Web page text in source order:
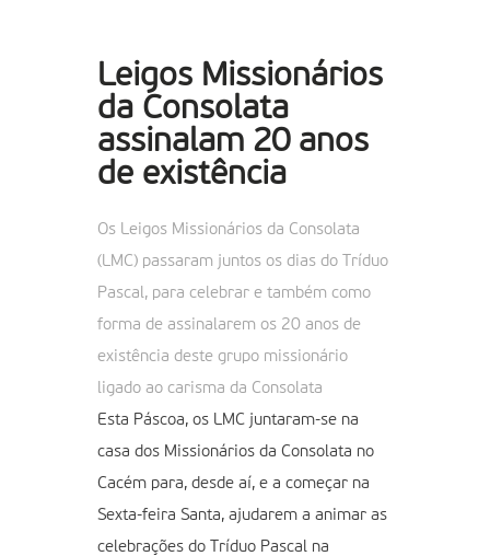
Leigos Missionários
da Consolata
assinalam 20 anos
de existência
Os Leigos Missionários da Consolata
(LMC) passaram juntos os dias do Tríduo
Pascal, para celebrar e também como
forma de assinalarem os 20 anos de
existência deste grupo missionário
ligado ao carisma da Consolata
Esta Páscoa, os LMC juntaram-se na
casa dos Missionários da Consolata no
Cacém para, desde aí, e a começar na
Sexta-feira Santa, ajudarem a animar as
celebrações do Tríduo Pascal na